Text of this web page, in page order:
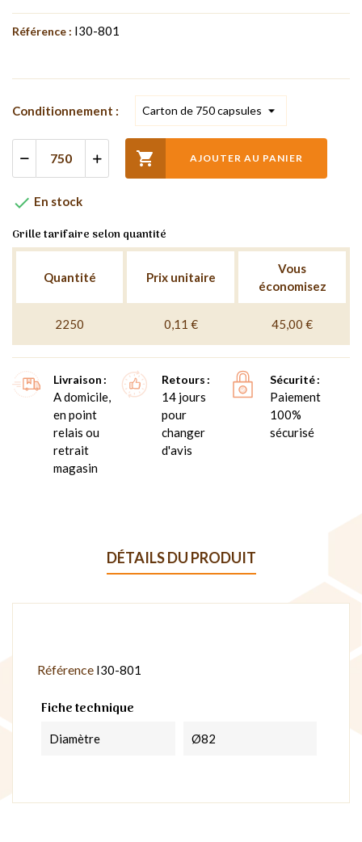
Référence : I30-801
Conditionnement :
 AJOUTER AU PANIER
 En stock
Grille tarifaire selon quantité
Quantité Prix unitaire
Vous
économisez
2250 0,11 € 45,00 €
Livraison
A domicile,
en point
relais ou
retrait
magasin
Retours
14 jours
pour
changer
d'avis
Sécurité
Paiement
100%
sécurisé
DÉTAILS DU PRODUIT
Référence I30-801
Fiche technique
Diamètre Ø82